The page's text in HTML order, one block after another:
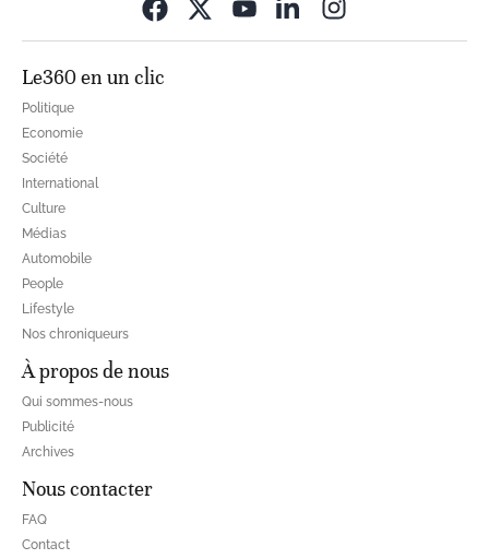
Le360 en un clic
Politique
Economie
Société
International
Culture
Médias
Automobile
People
Lifestyle
Nos chroniqueurs
À propos de nous
Qui sommes-nous
Publicité
Archives
Nous contacter
FAQ
Contact